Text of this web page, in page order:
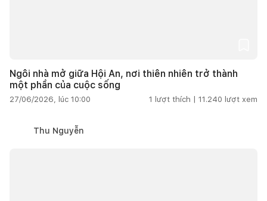
Ngôi nhà mở giữa Hội An, nơi thiên nhiên trở thành
một phần của cuộc sống
27/06/2026, lúc 10:00 1 lượt thích | 11.240 lượt xem
Thu Nguyễn